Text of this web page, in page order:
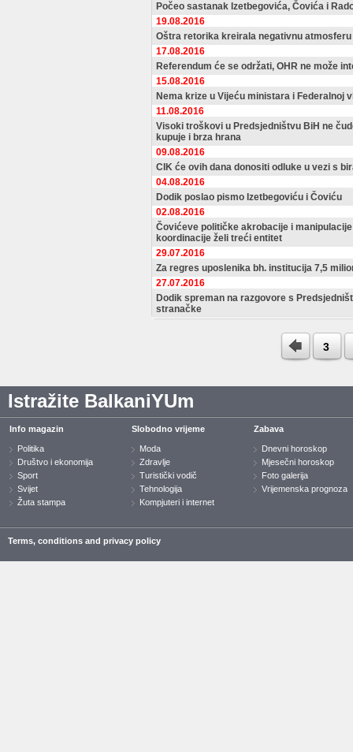
Počeo sastanak Izetbegovića, Čovića i
19.08.2016
Oštra retorika kreirala negativnu atmosferu
17.08.2016
Referendum će se održati, OHR ne može
15.08.2016
Nema krize u Vijeću ministara i Federalnoj
11.08.2016
Visoki troškovi u Predsjedništvu BiH ne
kupuje i brza hrana
09.08.2016
CIK će ovih dana donositi odluke u vezi s
04.08.2016
Dodik poslao pismo Izetbegoviću i Čoviću
02.08.2016
Čovićeve političke akrobacije i
koordinacije želi treći entitet
29.07.2016
Za regres uposlenika bh. institucija 7,5
27.07.2016
Dodik spreman na razgovore s
stranačke
3
Istražite BalkaniYUm
Info magazin
Politika
Društvo i ekonomija
Sport
Svijet
Žuta stampa
Slobodno vrijeme
Moda
Zdravlje
Turistički vodič
Tehnologija
Kompjuteri i internet
Zabava
Dnevni horoskop
Mjesečni horoskop
Foto galerija
Vrijemenska prognoza
Terms, conditions and privacy policy